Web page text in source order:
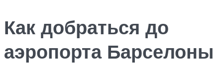
Как добраться до
аэропорта Барселоны